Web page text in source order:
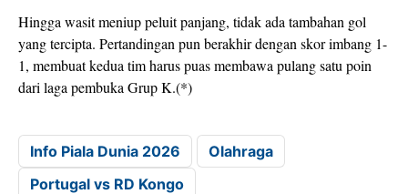
Hingga wasit meniup peluit panjang, tidak ada tambahan gol
yang tercipta. Pertandingan pun berakhir dengan skor imbang 1-
1, membuat kedua tim harus puas membawa pulang satu poin
dari laga pembuka Grup K.(*)
Info Piala Dunia 2026
Olahraga
Portugal vs RD Kongo